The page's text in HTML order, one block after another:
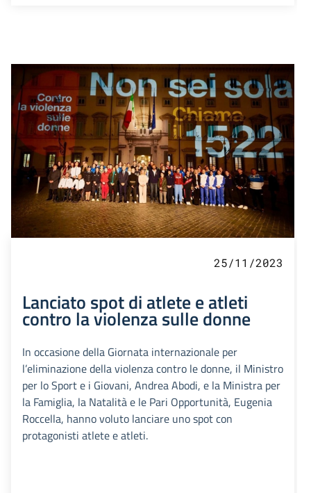
25/11/2023
Lanciato spot di atlete e atleti
contro la violenza sulle donne
In occasione della Giornata internazionale per
l’eliminazione della violenza contro le donne, il Ministro
per lo Sport e i Giovani, Andrea Abodi, e la Ministra per
la Famiglia, la Natalità e le Pari Opportunità, Eugenia
Roccella, hanno voluto lanciare uno spot con
protagonisti atlete e atleti.